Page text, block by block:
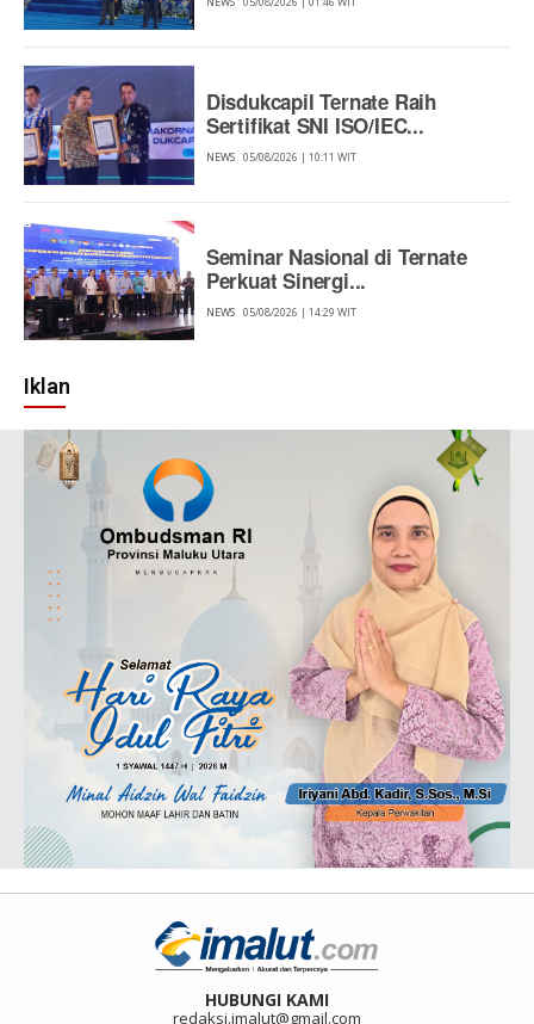
Disdukcapil Ternate Raih
Sertifikat SNI ISO/IEC...
NEWS 05/08/2026 | 10:11 WIT
Seminar Nasional di Ternate
Perkuat Sinergi...
NEWS 05/08/2026 | 14:29 WIT
Iklan
HUBUNGI KAMI
redaksi.imalut@gmail.com